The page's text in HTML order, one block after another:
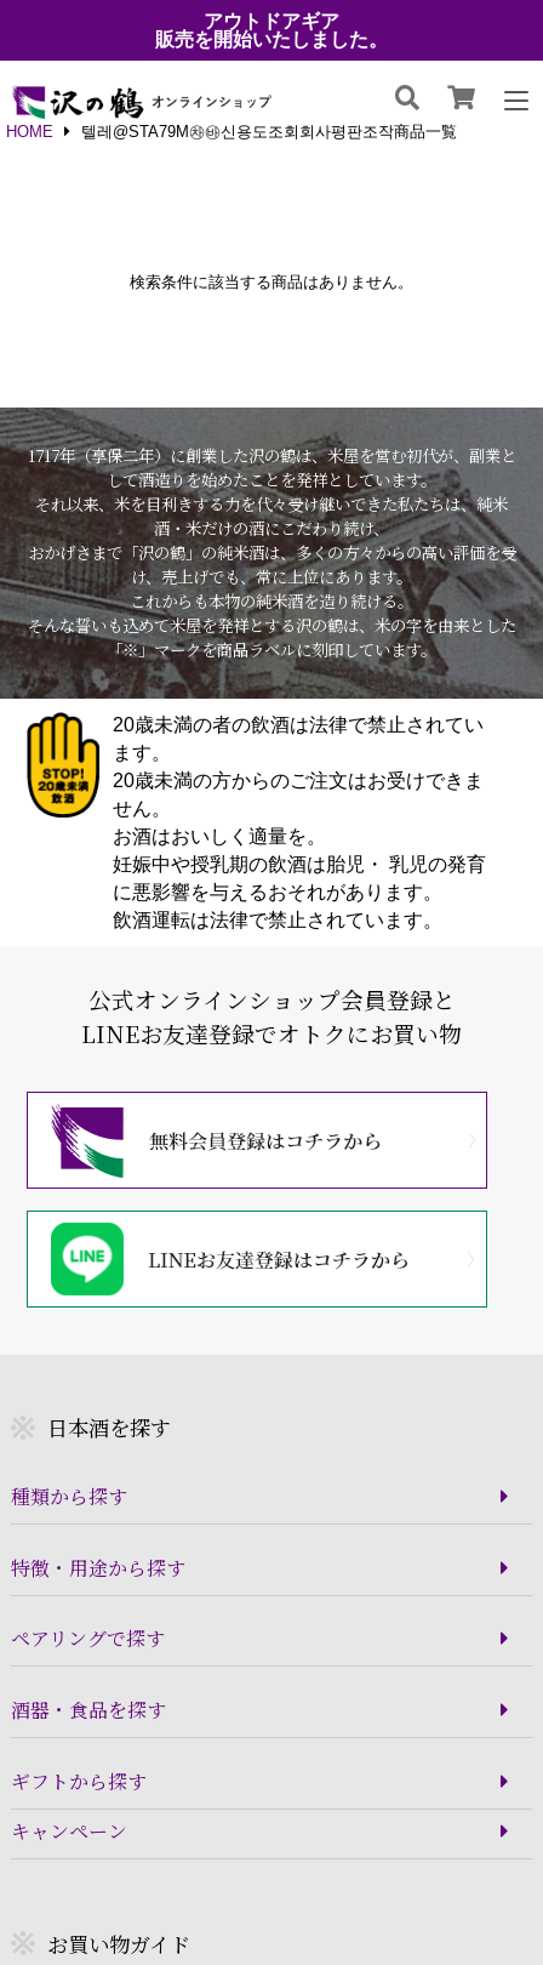
アウトドアギア
販売を開始いたしました。
HOME 텔레@STA79M㉷㉳신용도조회회사평판조작商品一覧
検索条件に該当する商品はありません。
1717年（享保二年）に創業した沢の鶴は、米屋を営む初代が、副業と
して酒造りを始めたことを発祥としています。
それ以来、米を目利きする力を代々受け継いできた私たちは、純米
酒・米だけの酒にこだわり続け、
おかげさまで「沢の鶴」の純米酒は、多くの方々からの高い評価を受
け、売上げでも、常に上位にあります。
これからも本物の純米酒を造り続ける。
そんな誓いも込めて米屋を発祥とする沢の鶴は、米の字を由来とした
「※」マークを商品ラベルに刻印しています。
20歳未満の者の飲酒は法律で禁止されてい
ます。
20歳未満の方からのご注文はお受けできま
せん。
お酒はおいしく適量を。
妊娠中や授乳期の飲酒は胎児・ 乳児の発育
に悪影響を与えるおそれがあります。
飲酒運転は法律で禁止されています。
公式オンラインショップ会員登録と
LINEお友達登録でオトクにお買い物
日本酒を探す
種類から探す
特徴・用途から探す
ペアリングで探す
酒器・食品を探す
ギフトから探す
キャンペーン
お買い物ガイド